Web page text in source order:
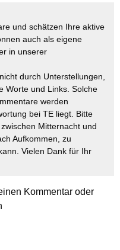
und schätzen Ihre aktive
auch als eigene
in unserer
durch Unterstellungen,
Worte und Links. Solche
werden
bei TE liegt. Bitte
Mitternacht und
Aufkommen, zu
Vielen Dank für Ihr
Kommentar oder